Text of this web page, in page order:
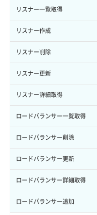
サーバーメタデータ取得
サーバーメタデータ更新（ネー
サーバー一覧取得
サーバー作成
サーバー再構築（OS再インス
サーバー利用状況グラフ（CPU
サーバー利用状況グラフ（ディ
サーバー利用状況グラフ（トラ
サーバー削除
サーバー操作（起動/停止/再起
ネットワーク作成（ローカル
ネットワーク削除（ローカル
ネットワーク詳細取得
ポート一覧取得
ポート作成（ローカルネットワ
ポート作成（追加IP用）
ポート削除
ポート更新
ポート詳細取得
リスナー一覧取得
リスナー作成
リスナー削除
リスナー更新
リスナー詳細取得
ロードバランサー一覧取得
ロードバランサー削除
ロードバランサー更新
ロードバランサー詳細取得
ロードバランサー追加